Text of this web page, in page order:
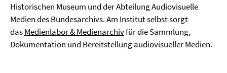
Historischen Museum und der Abteilung Audiovisuelle
Medien des Bundesarchivs. Am Institut selbst sorgt
dasMedienlabor & Medienarchivfür die Sammlung,
Dokumentation und Bereitstellung audiovisueller Medien.